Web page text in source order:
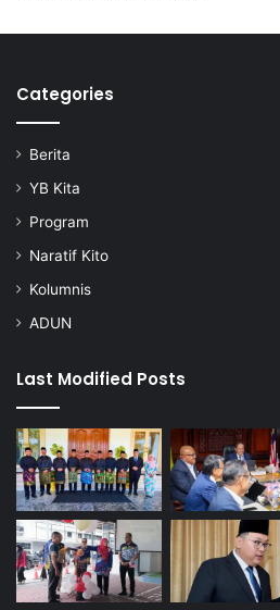
V
r
a
a
n
Categories
Berita
YB Kita
Program
Naratif Kito
Kolumnis
ADUN
Last Modified Posts